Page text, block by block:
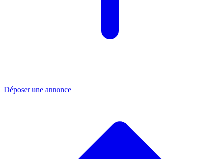
Déposer une annonce